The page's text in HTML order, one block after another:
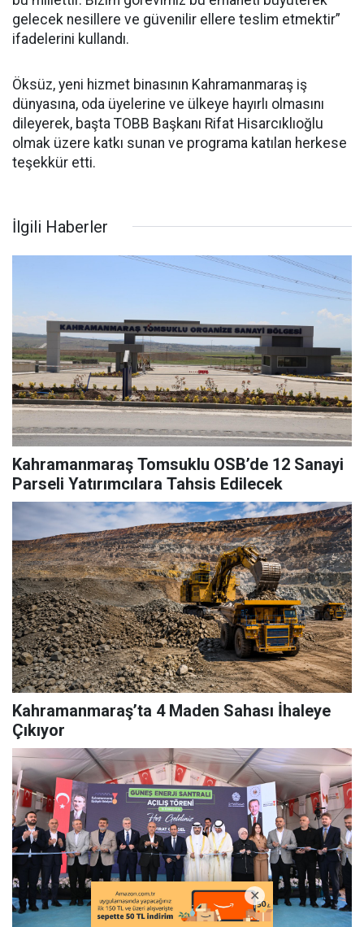
gelecek nesillere ve güvenilir ellere teslim etmektir”
ifadelerini kullandı.
Öksüz, yeni hizmet binasının Kahramanmaraş iş
dünyasına, oda üyelerine ve ülkeye hayırlı olmasını
dileyerek, başta TOBB Başkanı Rifat Hisarcıklıoğlu
olmak üzere katkı sunan ve programa katılan herkese
teşekkür etti.
İlgili Haberler
Kahramanmaraş Tomsuklu OSB’de 12 Sanayi
Parseli Yatırımcılara Tahsis Edilecek
Kahramanmaraş’ta 4 Maden Sahası İhaleye
Çıkıyor